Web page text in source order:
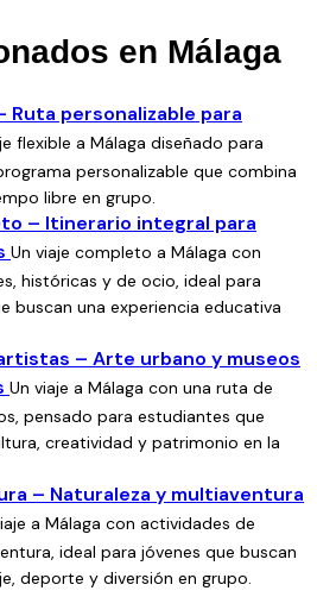
recorriendo el centro
y otros lugares
la esencia de la ciudad.
de la Encarnación de Málaga,
ejemplo del Renacimiento
y el Castillo de Gibralfaro,
musulmana con vistas
y el mar.
Picasso, para conocer la vida y
Málaga, con su colección
XIX y exposiciones
cultural.
para compras o paseo antes
en Málaga
Ruta personalizable para
flexible a Málaga diseñado para
personalizable que combina
libre en grupo.
– Itinerario integral para
Un viaje completo a Málaga con
históricas y de ocio, ideal para
buscan una experiencia educativa
– Arte urbano y museos
Un viaje a Málaga con una ruta de
pensado para estudiantes que
creatividad y patrimonio en la
– Naturaleza y multiaventura
a Málaga con actividades de
ideal para jóvenes que buscan
deporte y diversión en grupo.